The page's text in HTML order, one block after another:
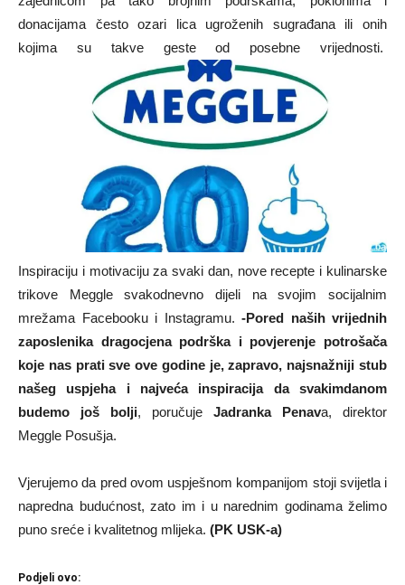
donacijama često ozari lica ugroženih sugrađana ili onih
kojima su takve geste od posebne vrijednosti.
Inspiraciju i motivaciju za svaki dan, nove recepte i kulinarske
trikove Meggle svakodnevno dijeli na svojim socijalnim
mrežama Facebooku i Instagramu. -Pored naših vrijednih
zaposlenika dragocjena podrška i povjerenje potrošača
koje nas prati sve ove godine je, zapravo, najsnažniji stub
našeg uspjeha i najveća inspiracija da svakimdanom
budemo još bolji, poručuje Jadranka Penava, direktor
Meggle Posušja.
Vjerujemo da pred ovom uspješnom kompanijom stoji svijetla i
napredna budućnost, zato im i u narednim godinama želimo
puno sreće i kvalitetnog mlijeka. (PK USK-a)
Podjeli ovo: